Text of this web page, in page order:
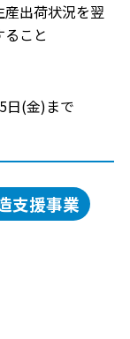
出荷状況を翌
こと
日(金)まで
支援事業